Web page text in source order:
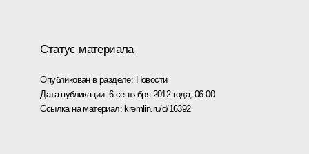
Статус материала
Опубликован в разделе: Новости
Дата публикации:6 сентября 2012 года, 06:00
Ссылка на материал: kremlin.ru/d/16392